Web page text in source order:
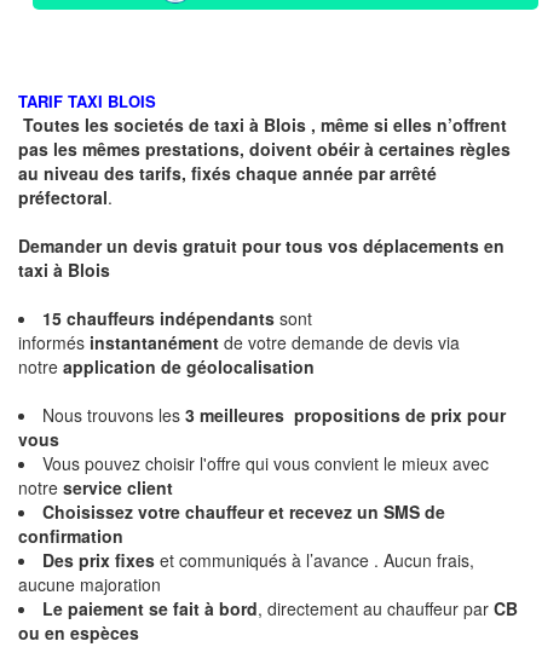
TARIF TAXI BLOIS
Toutes les societés de taxi à Blois , même si elles n’offrent
pas les mêmes prestations, doivent obéir à certaines règles
au niveau des tarifs, fixés chaque année par arrêté
préfectoral.
Demander un devis gratuit pour tous vos déplacements en
taxi à Blois
15 chauffeurs indépendants sont
informés instantanément de votre demande de devis via
notre application de géolocalisation
Nous trouvons les 3 meilleures propositions de prix pour
vous
Vous pouvez choisir l'offre qui vous convient le mieux avec
notre service client
Choisissez votre chauffeur et recevez un SMS de
confirmation
Des prix fixes et communiqués à l’avance . Aucun frais,
aucune majoration
Le paiement se fait à bord, directement au chauffeur par CB
ou en espèces